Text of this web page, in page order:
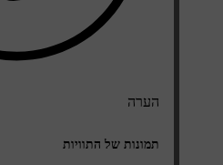
הערה
תמונות של התוויות